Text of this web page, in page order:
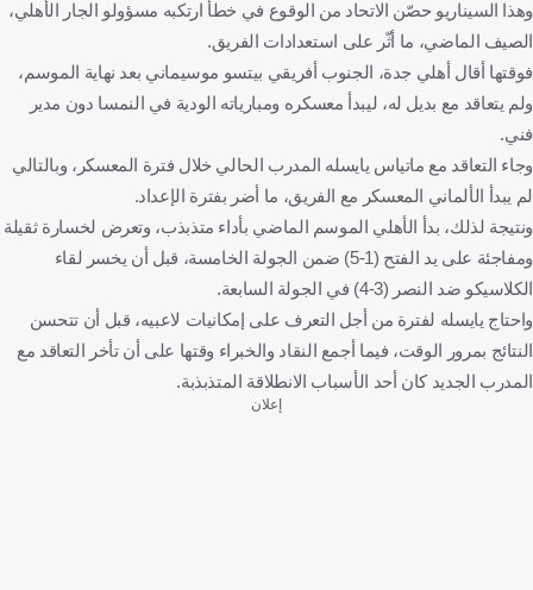
وهذا السيناريو حصّن الاتحاد من الوقوع في خطأ ارتكبه مسؤولو الجار الأهلي،
الصيف الماضي، ما أثّر على استعدادات الفريق.
فوقتها أقال أهلي جدة، الجنوب أفريقي بيتسو موسيماني بعد نهاية الموسم،
ولم يتعاقد مع بديل له، ليبدأ معسكره ومبارياته الودية في النمسا دون مدير
فني.
وجاء التعاقد مع ماتياس يايسله المدرب الحالي خلال فترة المعسكر، وبالتالي
لم يبدأ الألماني المعسكر مع الفريق، ما أضر بفترة الإعداد.
ونتيجة لذلك، بدأ الأهلي الموسم الماضي بأداء متذبذب، وتعرض لخسارة ثقيلة
ومفاجئة على يد الفتح (1-5) ضمن الجولة الخامسة، قبل أن يخسر لقاء
الكلاسيكو ضد النصر (3-4) في الجولة السابعة.
واحتاج يايسله لفترة من أجل التعرف على إمكانيات لاعبيه، قبل أن تتحسن
النتائج بمرور الوقت، فيما أجمع النقاد والخبراء وقتها على أن تأخر التعاقد مع
المدرب الجديد كان أحد الأسباب الانطلاقة المتذبذبة.
إعلان